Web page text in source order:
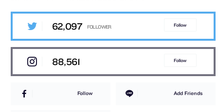
62,097 Follow
88,561 Follow
Follow Add Friends